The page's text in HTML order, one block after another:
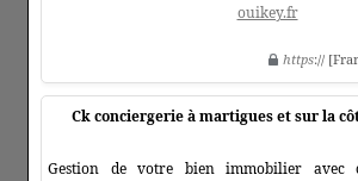
ouikey.fr
https://
Ck conciergerie à martigues et sur la
Gestion de votre bien immobilier avec